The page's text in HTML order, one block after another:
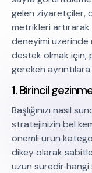
gelen ziyaretçiler,
metrikleri artırarak
deneyimi üzerinde
destek olmak için,
gereken
1. Birincil
Başlığınızı nasıl
stratejinizin bel
önemli ürün
dikey olarak
uzun süredir